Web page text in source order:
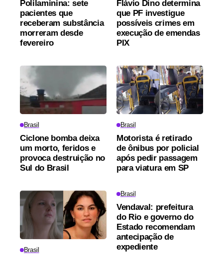
Polilaminina: sete
pacientes que
receberam substância
morreram desde
fevereiro
Flávio Dino determina
que PF investigue
possíveis crimes em
execução de emendas
PIX
Brasil
Ciclone bomba deixa
um morto, feridos e
provoca destruição no
Sul do Brasil
Brasil
Motorista é retirado
de ônibus por policial
após pedir passagem
para viatura em SP
Brasil
Brasil
Vendaval: prefeitura
do Rio e governo do
Estado recomendam
antecipação de
expediente